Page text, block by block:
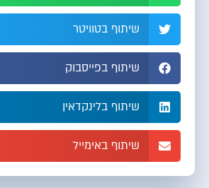
שיתוף בטוויטר
שיתוף בפייסבוק
שיתוף בלינקדאין
שיתוף באימייל